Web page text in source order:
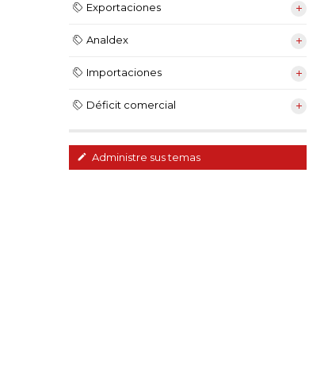
Exportaciones
Analdex
Importaciones
Déficit comercial
Administre sus temas